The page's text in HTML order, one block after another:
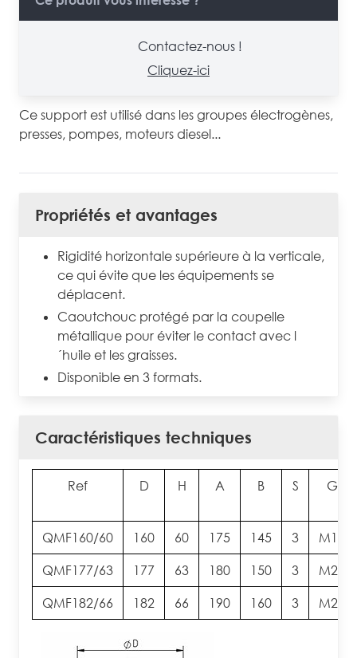
Contactez-nous !
Cliquez-ici
Ce support est utilisé dans les groupes électrogènes,
presses, pompes, moteurs diesel...
Propriétés et avantages
Rigidité horizontale supérieure à la verticale,
ce qui évite que les équipements se
déplacent.
Caoutchouc protégé par la coupelle
métallique pour éviter le contact avec l
´huile et les graisses.
Disponible en 3 formats.
Caractéristiques techniques
Ref D H A B S G
QMF160/60 160 60 175 145 3 M16
QMF177/63 177 63 180 150 3 M20
QMF182/66 182 66 190 160 3 M20